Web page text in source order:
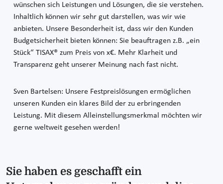
wünschen sich Leistungen und Lösungen, die sie verstehen.
Inhaltlich können wir sehr gut darstellen, was wir wie
anbieten. Unsere Besonderheit ist, dass wir den Kunden
Budgetsicherheit bieten können: Sie beauftragen z.B. „ein
Stück“ TISAX® zum Preis von x€. Mehr Klarheit und
Transparenz geht unserer Meinung nach fast nicht.
Sven Bartelsen: Unsere Festpreislösungen ermöglichen
unseren Kunden ein klares Bild der zu erbringenden
Leistung. Mit diesem Alleinstellungsmerkmal möchten wir
gerne weltweit gesehen werden!
Sie haben es geschafft ein